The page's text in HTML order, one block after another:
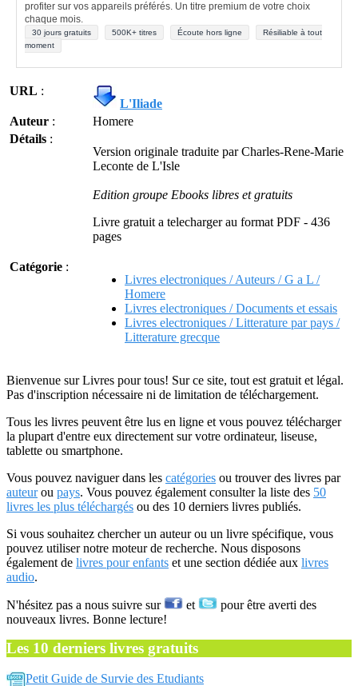
profiter sur vos appareils préférés. Un titre premium de votre choix
chaque mois.
30 jours gratuits 500K+ titres Écoute hors ligne
Résiliable à tout
moment
URL :
L'Iliade
Auteur :
Homere
Détails :
Version originale traduite par Charles-Rene-Marie
Leconte de L'Isle
Edition groupe Ebooks libres et gratuits
Livre gratuit a telecharger au format PDF - 436
pages
Catégorie :
Livres electroniques / Auteurs / G a L /
Homere
Livres electroniques / Documents et essais
Livres electroniques / Litterature par pays /
Litterature grecque
Bienvenue sur Livres pour tous! Sur ce site, tout est gratuit et légal.
Pas d'inscription nécessaire ni de limitation de téléchargement.
Tous les livres peuvent être lus en ligne et vous pouvez télécharger
la plupart d'entre eux directement sur votre ordinateur, liseuse,
tablette ou smartphone.
Vous pouvez naviguer dans les catégories ou trouver des livres par
auteurou pays. Vous pouvez également consulter la liste des 50
livres les plus téléchargés ou des 10 derniers livres publiés.
Si vous souhaitez chercher un auteur ou un livre spécifique, vous
pouvez utiliser notre moteur de recherche. Nous disposons
également de livres pour enfants et une section dédiée aux livres
audio.
N'hésitez pas a nous suivre sur et
pour être averti des
nouveaux livres. Bonne lecture!
Les 10 derniers livres gratuits
Petit Guide de Survie des Etudiants